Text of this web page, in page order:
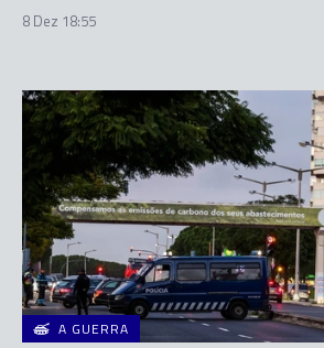
8 Dez 18:55
A GUERRA